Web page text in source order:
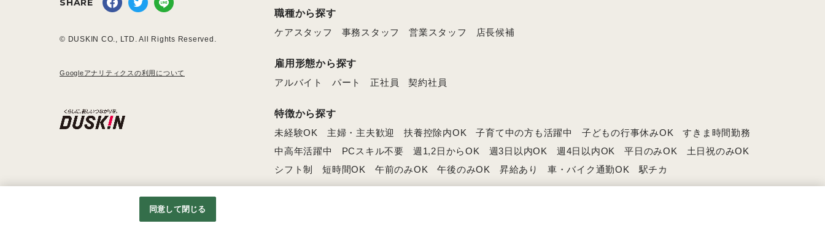
職種から探す
ケアスタッフ
事務スタッフ 営業スタッフ 店長候補
雇用形態から探す
アルバイト
パート 正社員 契約社員
特徴から探す
未経験OK
主婦・主夫歓迎 扶養控除内OK 子育て中の方も活躍中 子どもの行事休みOK
すきま時間勤務
中高年活躍中
PCスキル不要 週1,2日からOK 週3日以内OK 週4日以内OK 平日のみOK
土日祝のみOK
シフト制
短時間OK 午前のみOK 午後のみOK 昇給あり 車・バイク通勤OK 駅チカ
© DUSKIN CO., LTD. All Rights Reserved.
Googleアナリティクスの利用について
同意して閉じる